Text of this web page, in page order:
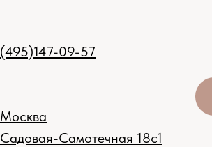
Москва
Садовая-Самотечная 18с1
(495)147-09-57